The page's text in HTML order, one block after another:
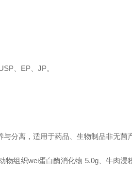
、EP、JP。
分离，适用于药品、生物制品非无菌
物组织wei蛋白酶消化物 5.0g、牛肉